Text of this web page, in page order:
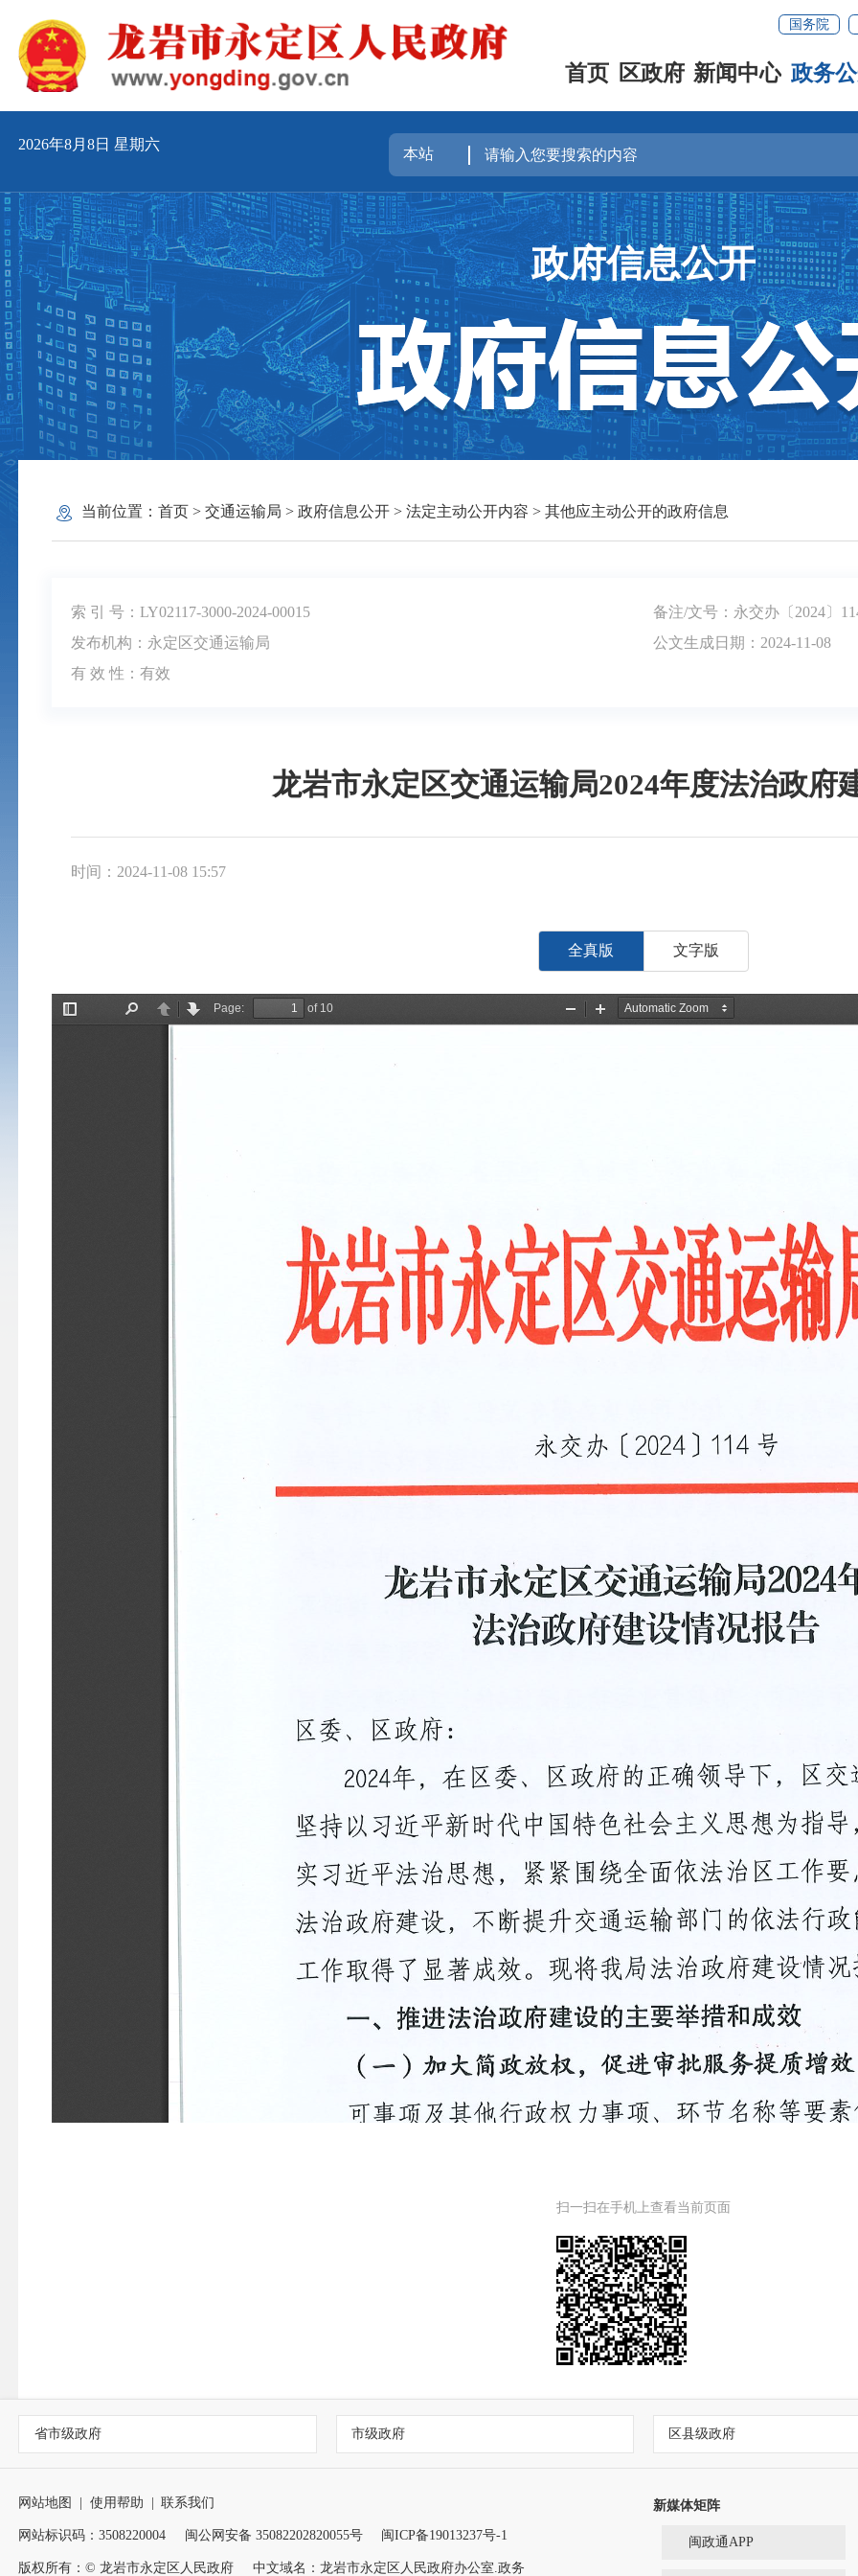
国务院
首页 区政府 新闻中心 政务
2026年8月8日 星期六
政府信息公开
当前位置： 首页> 交通运输局 > 政府信息公开> 法定主动公开内容 > 其他应主动公开的政府信息
索 引 号：LY02117-3000-2024-00015
备注/文号：永交办〔2024〕
发布机构：永定区交通运输局
公文生成日期：2024-11-08
有 效 性： 有效
龙岩市永定区交通运输局2024年度法治政府
时间：2024-11-08 15:57
全真版 文字版
扫一扫在手机上查看当前页面
省市级政府 市级政府 区县级政府
网站地图 使用帮助 联系我们
网站标识码：3508220004 闽公网安备 35082202820055号 闽ICP备19013237号-1
版权所有：© 龙岩市永定区人民政府 中文域名：龙岩市永定区人民政府办公室.政务
新媒体矩阵
闽政通APP